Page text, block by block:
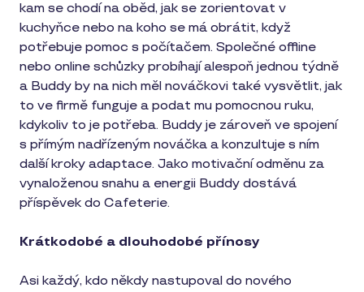
kam se chodí na oběd, jak se zorientovat v
kuchyňce nebo na koho se má obrátit, když
potřebuje pomoc s počítačem. Společné offline
nebo online schůzky probíhají alespoň jednou týdně
a Buddy by na nich měl nováčkovi také vysvětlit, jak
to ve firmě funguje a podat mu pomocnou ruku,
kdykoliv to je potřeba. Buddy je zároveň ve spojení
s přímým nadřízeným nováčka a konzultuje s ním
další kroky adaptace. Jako motivační odměnu za
vynaloženou snahu a energii Buddy dostává
příspěvek do Cafeterie.
Krátkodobé a dlouhodobé přínosy
Asi každý, kdo někdy nastupoval do nového